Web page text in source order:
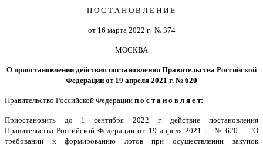
П О С Т А Н О В Л Е Н И Е
от 16 марта 2022 г. № 374
МОСКВА
О приостановлении действия постановления Правительства Российской
Федерации от 19 апреля 2021 г. № 620
Правительство Российской Федерации п о с т а н о в л я е т:
Приостановить до 1 сентября 2022 г. действие постановления
Правительства Российской Федерации от 19 апреля 2021 г. № 620 "О
требовании к формированию лотов при осуществлении закупок